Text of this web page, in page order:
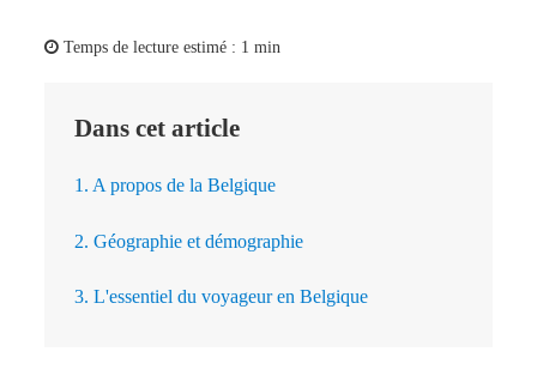
Temps de lecture estimé : 1 min
Dans cet article
1. A propos de la Belgique
2. Géographie et démographie
3. L'essentiel du voyageur en Belgique